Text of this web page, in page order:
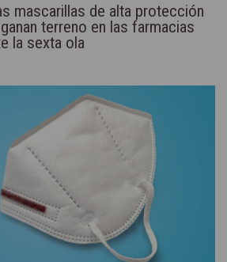
mascarillas de alta protección
terreno en las farmacias
la sexta ola